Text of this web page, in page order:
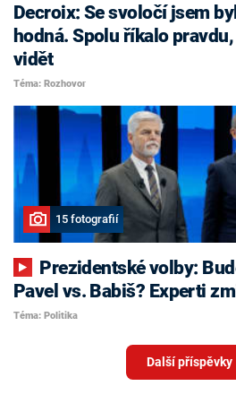
Decroix: Se svoločí jsem
hodná. Spolu říkalo
vidět
Téma: Rozhovor
15 fotografií
Pavel vs. Babiš? Experti
Téma: Politika
Další příspěvky